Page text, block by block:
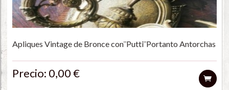
Apliques Vintage de Bronce con¨Putti¨Portanto Antorchas
Precio: 0,00 €